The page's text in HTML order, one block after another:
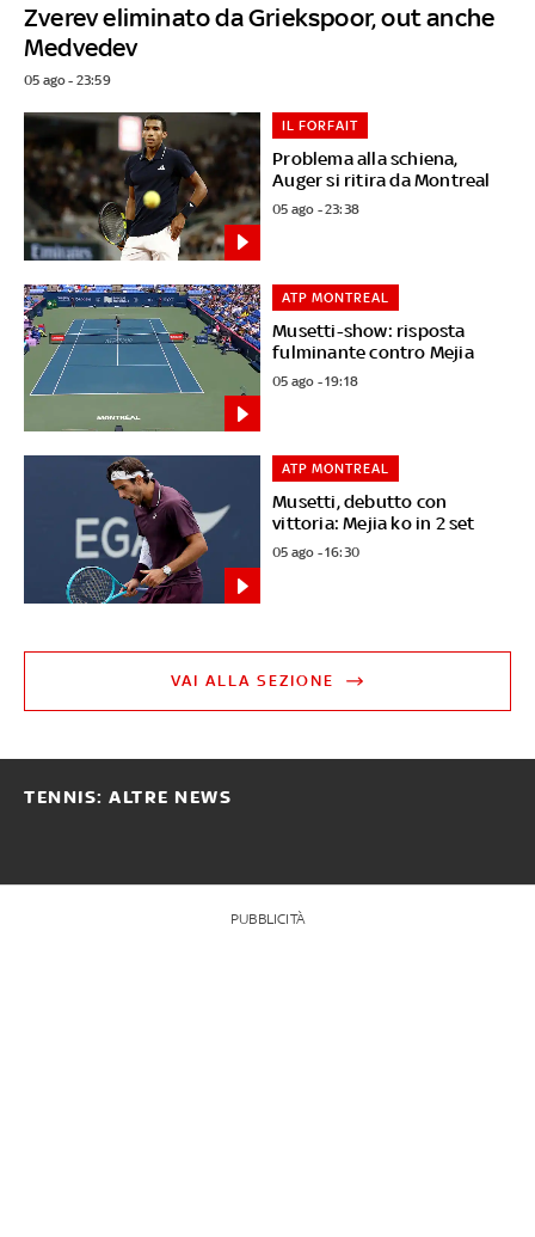
Zverev eliminato da Griekspoor, out anche
Medvedev
05 ago - 23:59
Problema alla schiena,
Auger si ritira da Montreal
IL FORFAIT
05 ago - 23:38
Musetti-show: risposta
fulminante contro Mejia
ATP MONTREAL
05 ago - 19:18
Musetti, debutto con
vittoria: Mejia ko in 2 set
ATP MONTREAL
05 ago - 16:30
VAI ALLA SEZIONE
TENNIS: ALTRE NEWS
PUBBLICITÀ